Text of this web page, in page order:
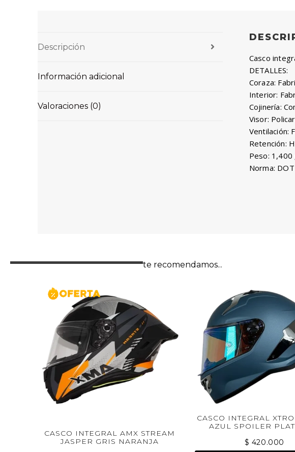
Descripción
Información adicional
Valoraciones (0)
Casco
DETALLES:
Coraza:
Interior:
Cojinería:
Visor:
Ventilación:
Retención:
Peso: 1,400
Norma: DOT
te recomendamos...
AMX STREAM
GRIS NARANJA
CASCO INTEGRAL XTRONG 352R1
AZUL SPOILER PLATEADO